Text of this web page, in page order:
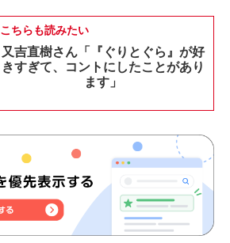
こちらも読みたい
又吉直樹さん「『ぐりとぐら』が好
きすぎて、コントにしたことがあり
ます」